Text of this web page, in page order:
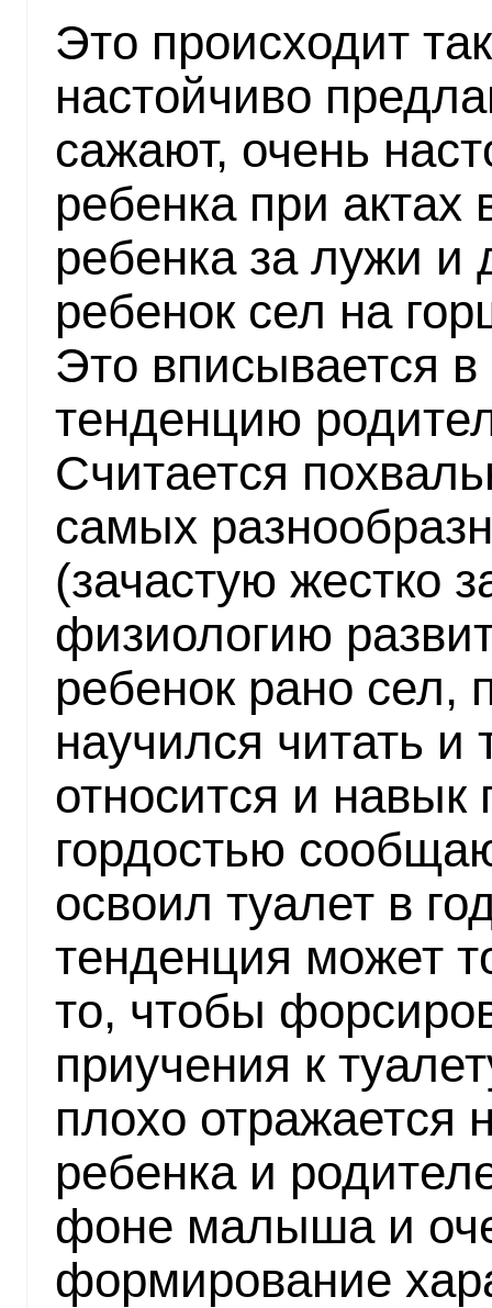
Это происходит
настойчиво
сажают, очень
ребенка при
ребенка за лужи и
ребенок сел на
Это вписывается
тенденцию
Считается
самых
(зачастую жестко
физиологию
ребенок рано сел,
научился читать
относится и навык
гордостью
освоил туалет в
тенденция может
то, чтобы
приучения к
плохо отражается
ребенка и
фоне малыша и
формирование